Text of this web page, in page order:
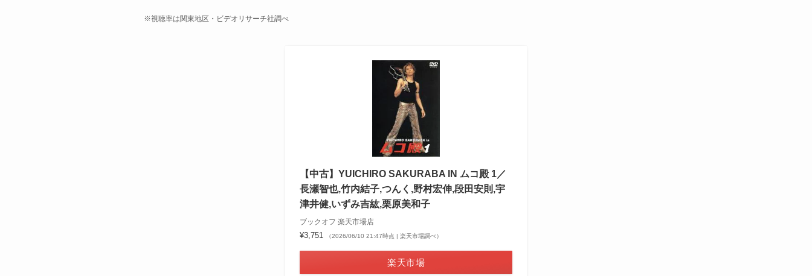
※視聴率は関東地区・ビデオリサーチ社調べ
【中古】YUICHIRO SAKURABA IN ムコ殿 1／
長瀬智也,竹内結子,つんく,野村宏伸,段田安則,宇
津井健,いずみ吉紘,栗原美和子
ブックオフ 楽天市場店
¥3,751 （2026/06/10 21:47時点 | 楽天市場調べ）
楽天市場